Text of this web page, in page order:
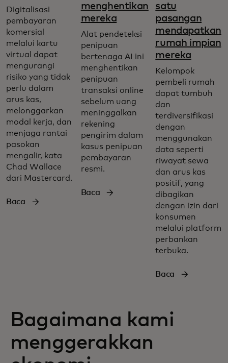
Digitalisasi
pembayaran
komersial
melalui kartu
virtual dapat
mengurangi
risiko yang tidak
perlu dalam
arus kas,
melonggarkan
modal kerja, dan
menjaga rantai
pasokan
mengalir, kata
Chad Wallace
dari Mastercard.
Baca
menghentikan
mereka
Alat pendeteksi
penipuan
bertenaga AI ini
menghentikan
penipuan
transaksi online
sebelum uang
meninggalkan
rekening
pengirim dalam
kasus penipuan
pembayaran
resmi.
Baca
satu
pasangan
mendapatkan
rumah impian
mereka
Kelompok
pembeli rumah
dapat tumbuh
dan
terdiversifikasi
dengan
menggunakan
data seperti
riwayat sewa
dan arus kas
positif, yang
dibagikan
dengan izin dari
konsumen
melalui platform
perbankan
terbuka.
Baca
Bagaimana kami
menggerakkan